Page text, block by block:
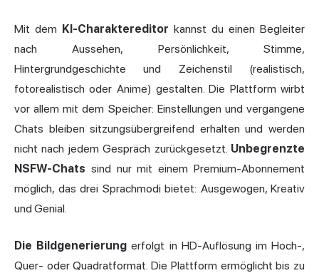
Mit dem KI-Charaktereditor kannst du einen Begleiter
nach Aussehen, Persönlichkeit, Stimme,
Hintergrundgeschichte und Zeichenstil (realistisch,
fotorealistisch oder Anime) gestalten. Die Plattform wirbt
vor allem mit dem Speicher: Einstellungen und vergangene
Chats bleiben sitzungsübergreifend erhalten und werden
nicht nach jedem Gespräch zurückgesetzt. Unbegrenzte
NSFW-Chats sind nur mit einem Premium-Abonnement
möglich, das drei Sprachmodi bietet: Ausgewogen, Kreativ
und Genial.
Die Bildgenerierung erfolgt in HD-Auflösung im Hoch-,
Quer- oder Quadratformat. Die Plattform ermöglicht bis zu